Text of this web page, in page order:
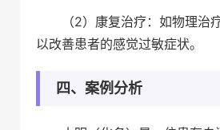
（2）康复治疗：如物理治
以改善患者的感觉过敏症状。
四、案例分析